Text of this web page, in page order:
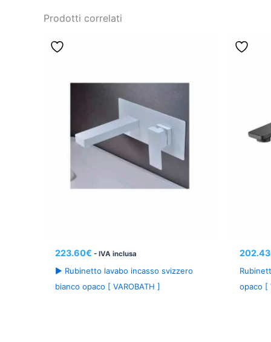
Prodotti correlati
223.60€ - IVA inclusa
► Rubinetto lavabo incasso svizzero
bianco opaco [ VAROBATH ]
202.43
opaco [